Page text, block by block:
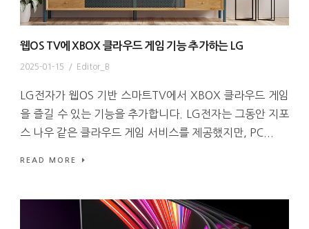
웹OS TV에 XBOX 클라우드 게임 기능 추가하는 LG
2025-01-15 / Editor_B
LG전자가 웹OS 기반 스마트TV에서 XBOX 클라우드 게임
을 즐길 수 있는 기능을 추가합니다. LG전자는 그동안 지포
스 나우 같은 클라우드 게임 서비스를 제공했지만, PC...
READ MORE